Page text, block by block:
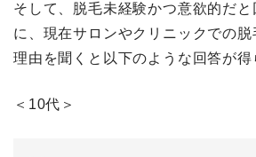
そして、脱毛未経験かつ意欲的だと
に、現在サロンやクリニックでの
理由を聞くと以下のような回答が得
＜10代＞